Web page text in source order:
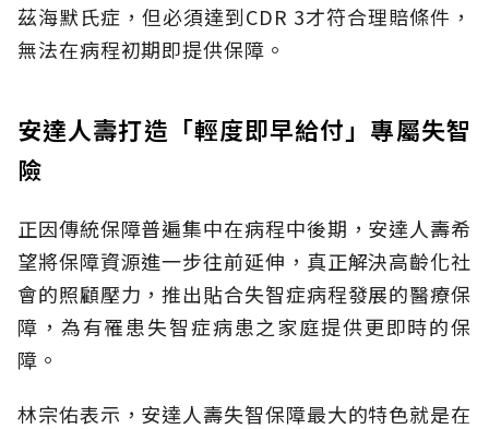
茲海默氏症，但必須達到CDR 3才符合理賠條件，
無法在病程初期即提供保障。
安達人壽打造「輕度即早給付」專屬失智
險
正因傳統保障普遍集中在病程中後期，安達人壽希
望將保障資源進一步往前延伸，真正解決高齡化社
會的照顧壓力，推出貼合失智症病程發展的醫療保
障，為有罹患失智症病患之家庭提供更即時的保
障。
林宗佑表示，安達人壽失智保障最大的特色就是在